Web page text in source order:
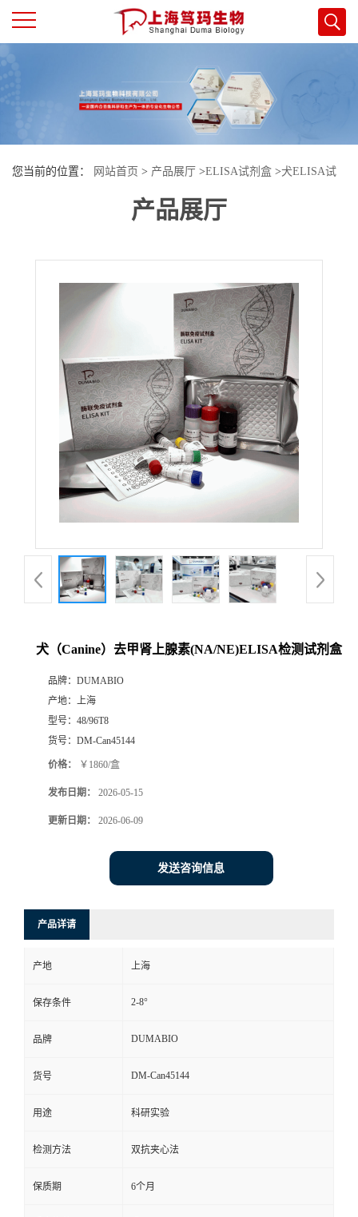
页
司
品
方
言
您当前的位置： 网站首页 > 产品展厅 >ELISA试剂盒 >犬ELISA试
犬（Canine）去甲肾上腺素(NA/NE)ELISA检测试剂盒
产品展厅
犬（Canine）去甲肾上腺素(NA/NE)ELISA检测试剂盒
品牌： DUMABIO
产地： 上海
型号： 48/96T8
货号： DM-Can45144
价格： ￥1860/盒
发布日期： 2026-05-15
更新日期： 2026-06-09
发送咨询信息
产品详请
产地 上海
保存条件 2-8°
品牌 DUMABIO
货号 DM-Can45144
用途 科研实验
检测方法 双抗夹心法
保质期 6个月